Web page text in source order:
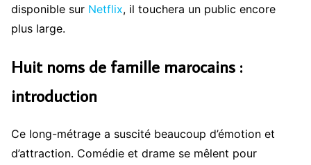
disponible sur Netflix, il touchera un public encore
plus large.
Huit noms de famille marocains :
introduction
Ce long-métrage a suscité beaucoup d’émotion et
d’attraction. Comédie et drame se mêlent pour